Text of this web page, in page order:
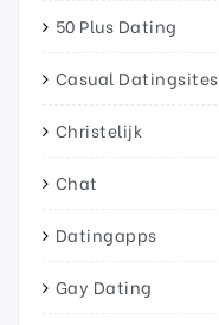
50 Plus Dating
Casual Datingsites
Christelijk
Chat
Datingapps
Gay Dating